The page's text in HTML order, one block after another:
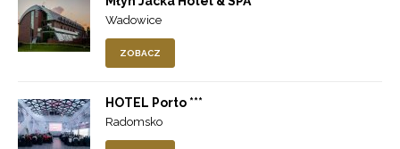
Wadowice
ZOBACZ
HOTEL Porto ***
Radomsko